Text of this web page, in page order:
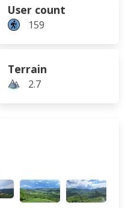
User count
159
Terrain
2.7